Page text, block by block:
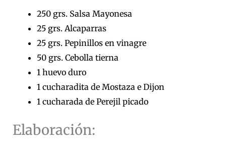
250 grs. Salsa Mayonesa
25 grs. Alcaparras
25 grs. Pepinillos en vinagre
50 grs. Cebolla tierna
1 huevo duro
1 cucharadita de Mostaza e Dijon
1 cucharada de Perejil picado
Elaboración: